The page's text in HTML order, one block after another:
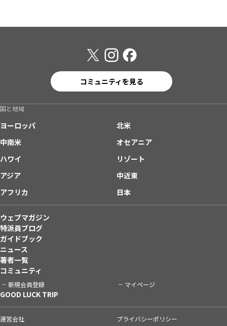
コミュニティを見る
国と地域
ヨーロッパ
北米
中南米
オセアニア
ハワイ
リゾート
アジア
中近東
アフリカ
日本
ウェブマガジン
特派員ブログ
ガイドブック
ニュース
著者一覧
コミュニティ
新規会員登録 マイページ
GOOD LUCK TRIP
運営会社 プライバシーポリシー